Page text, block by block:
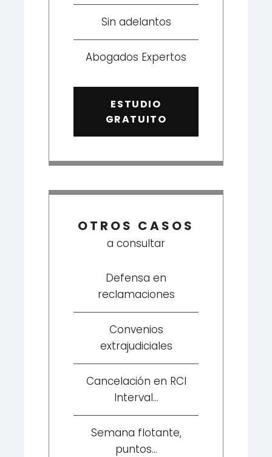
Sin adelantos
Abogados Expertos
ESTUDIO
GRATUITO
OTROS CASOS
a consultar
Defensa en
reclamaciones
Convenios
extrajudiciales
Cancelación en RCI
Interval...
Semana flotante,
puntos...